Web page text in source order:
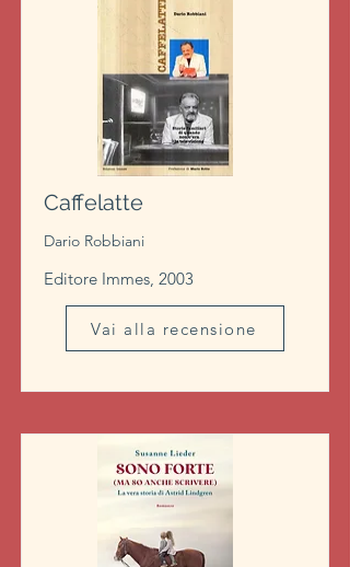
Caffelatte
Dario Robbiani
Editore Immes, 2003
Vai alla recensione